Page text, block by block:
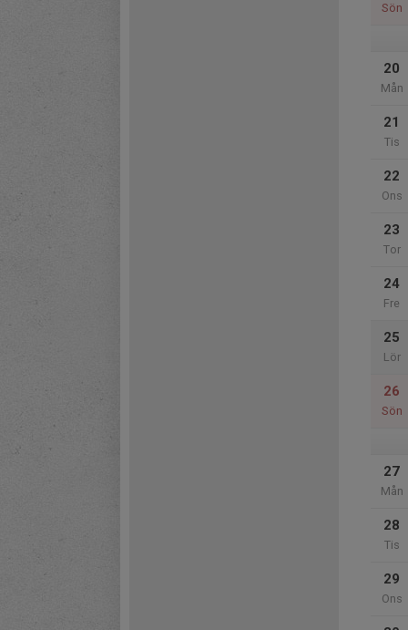
Sön
20
Mån
21
Tis
22
Ons
23
Tor
24
Fre
25
Lör
26
Sön
27
Mån
28
Tis
29
Ons